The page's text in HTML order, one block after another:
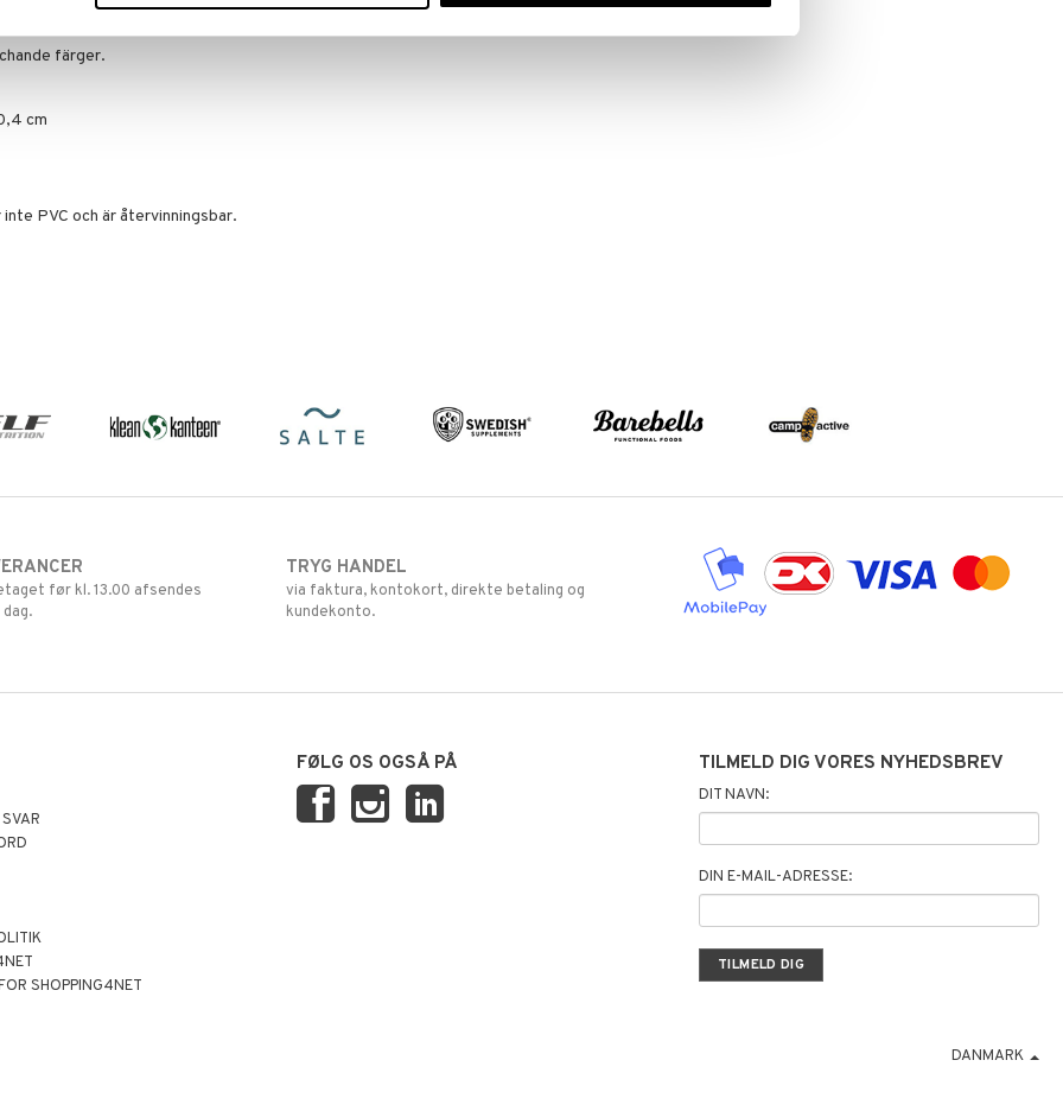
färger.
cm
PVC och är återvinningsbar.
før kl. 13.00 afsendes
TRYG HANDEL
via faktura, kontokort, direkte betaling og
kundekonto.
SHOPPING4NET
FØLG OS OGSÅ PÅ TILMELD DIG VORES NYHEDSBREV
DIT NAVN:
DIN E-MAIL-ADRESSE:
DANMARK